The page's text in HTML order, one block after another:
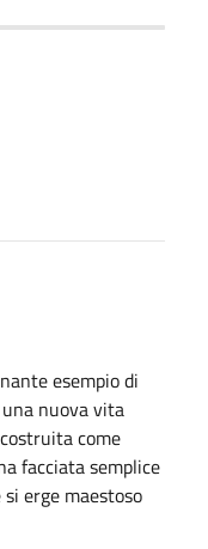
esempio di
nuova vita
come
facciata semplice
erge maestoso